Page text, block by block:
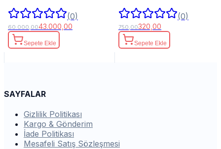
(0)
60.000,0043.000,00
Sepete Ekle
(0)
750,00320,00
Sepete Ekle
SAYFALAR
Gizlilik Politikası
Kargo & Gönderim
İade Politikası
Mesafeli Satış Sözleşmesi